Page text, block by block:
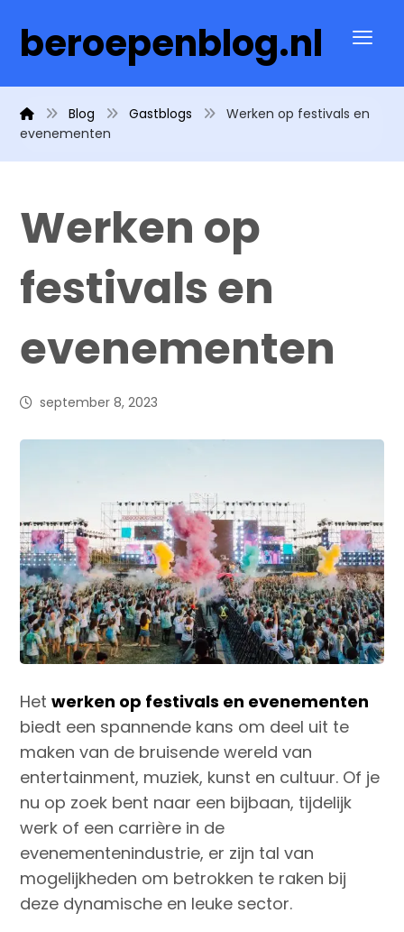
beroepenblog.nl
Blog Gastblogs
Werken op festivals en
evenementen
Werken op
festivals en
evenementen
september 8, 2023
Hetwerken op festivals en evenementen
biedt een spannende kans om deel uit te
maken van de bruisende wereld van
entertainment, muziek, kunst en cultuur. Of je
nu op zoek bent naar een bijbaan, tijdelijk
werk of een carrière in de
evenementenindustrie, er zijn tal van
mogelijkheden om betrokken te raken bij
deze dynamische en leuke sector.